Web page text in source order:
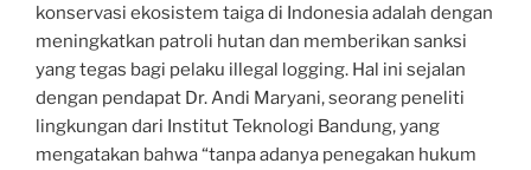
konservasi ekosistem taiga di Indonesia adalah dengan
meningkatkan patroli hutan dan memberikan sanksi
yang tegas bagi pelaku illegal logging. Hal ini sejalan
dengan pendapat Dr. Andi Maryani, seorang peneliti
lingkungan dari Institut Teknologi Bandung, yang
mengatakan bahwa “tanpa adanya penegakan hukum